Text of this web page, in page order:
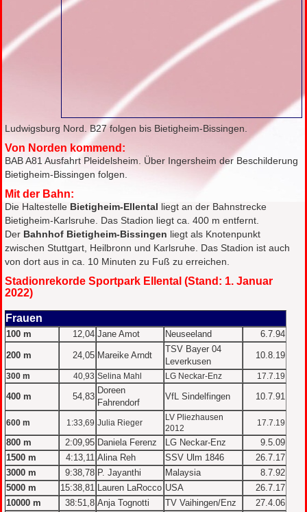
Ludwigsburg Nord. B27 folgen bis Bietigheim-Bissingen.
Von Norden kommend:
BAB A81 Ausfahrt Pleidelsheim. Über Ingersheim der Beschilderung
Bietigheim-Bissingen folgen.
Mit der Bahn:
Die Haltestelle Bietigheim-Ellental liegt an der Bahnstrecke
Bietigheim-Karlsruhe. Das Stadion liegt ca. 400 m entfernt.
Der Bahnhof Bietigheim-Bissingen liegt als Knotenpunkt
zwischen Stuttgart, Heilbronn und Karlsruhe. Das Stadion ist auch
von dort aus in ca. 10 Minuten zu Fuß zu erreichen.
Stadionrekorde Sportpark Ellental (Stand: 1. Januar
2022)
Frauen
100 m 12,04 Jane Amot Neuseeland 6.7.94
200 m 24,05 Mareike Arndt
TSV Bayer 04
Leverkusen
10.8.19
300 m 40,93 Selina Mahl LG Neckar-Enz 17.7.19
400 m 54,83
Doreen
Fahrendorf
VfL Sindelfingen 10.7.91
600 m 1:33,69 Julia Rieger
LV Pliezhausen
2012
17.7.19
800 m 2:09,95 Daniela Ferenz LG Neckar-Enz
9.5.09
1500 m
4:13,11 Alina Reh SSV Ulm 1846
26.7.17
3000 m
9:38,78 P. Jayanthi Malaysia
8.7.92
5000 m
15:38,81 Lauren LaRocco USA
26.7.17
10000 m
38:51,8 Anja Tognotti TV Vaihingen/Enz 27.4.06